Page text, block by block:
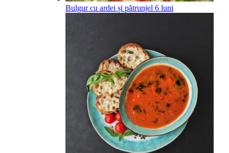
Bulgur cu ardei și pătrunjel 6 luni